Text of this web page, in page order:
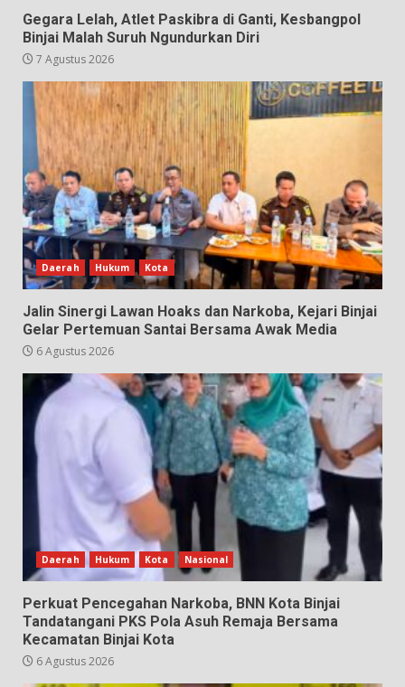
Gegara Lelah, Atlet Paskibra di Ganti, Kesbangpol
Binjai Malah Suruh Ngundurkan Diri
7 Agustus 2026
Daerah Hukum Kota
Jalin Sinergi Lawan Hoaks dan Narkoba, Kejari Binjai
Gelar Pertemuan Santai Bersama Awak Media
6 Agustus 2026
Daerah Hukum Kota Nasional
Perkuat Pencegahan Narkoba, BNN Kota Binjai
Tandatangani PKS Pola Asuh Remaja Bersama
Kecamatan Binjai Kota
6 Agustus 2026